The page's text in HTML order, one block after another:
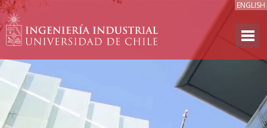
ENGLISH